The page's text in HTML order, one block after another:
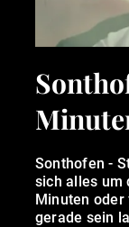
Zu Recht
Schönsten im
der Tobel
Schatten. An
faszinieren
Sonthofen -
sich alles um
Minuten
gerade sein